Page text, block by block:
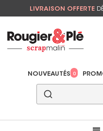
LIVRAISON OFFERTE
NOUVEAUTÉS 0